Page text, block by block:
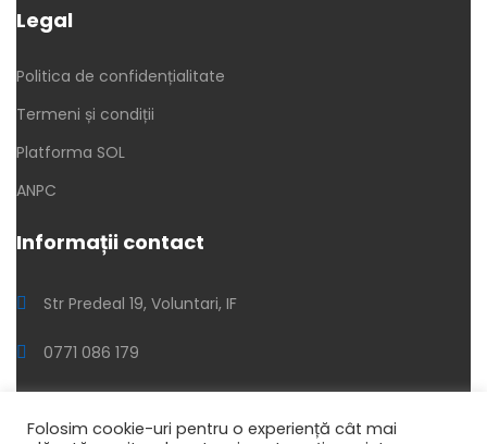
Legal
Politica de confidențialitate
Termeni și condiții
Platforma SOL
ANPC
Informații contact
Str Predeal 19, Voluntari, IF
0771 086 179
Folosim cookie-uri pentru o experiență cât mai